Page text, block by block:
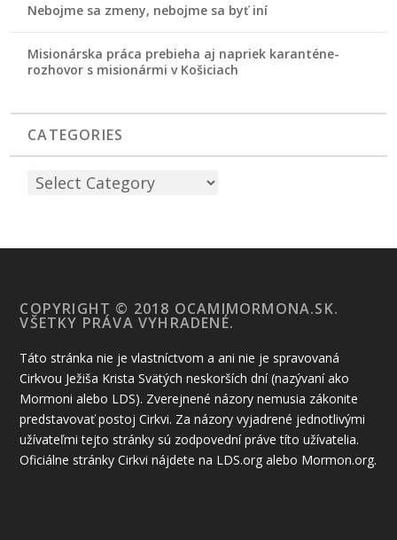
Nebojme sa zmeny, nebojme sa byť iní
Misionárska práca prebieha aj napriek karanténe-
rozhovor s misionármi v Košiciach
CATEGORIES
COPYRIGHT © 2018 OCAMIMORMONA.SK.
VŠETKY PRÁVA VYHRADENÉ.
Táto stránka nie je vlastníctvom a ani nie je spravovaná
Cirkvou Ježiša Krista Svätých neskorších dní (nazývaní ako
Mormoni alebo LDS). Zverejnené názory nemusia zákonite
predstavovať postoj Cirkvi. Za názory vyjadrené jednotlivými
užívateľmi tejto stránky sú zodpovední práve títo užívatelia.
Oficiálne stránky Cirkvi nájdete na LDS.org alebo Mormon.org.